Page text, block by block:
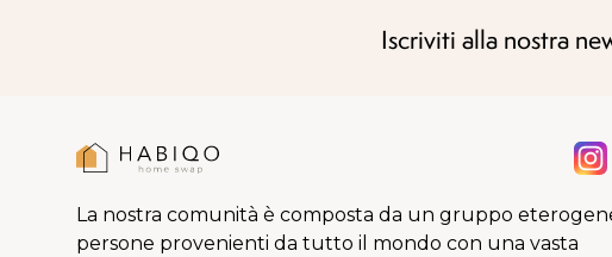
Iscriviti alla nostra
La nostra comunità è composta da un gruppo
persone provenienti da tutto il mondo con una vasta